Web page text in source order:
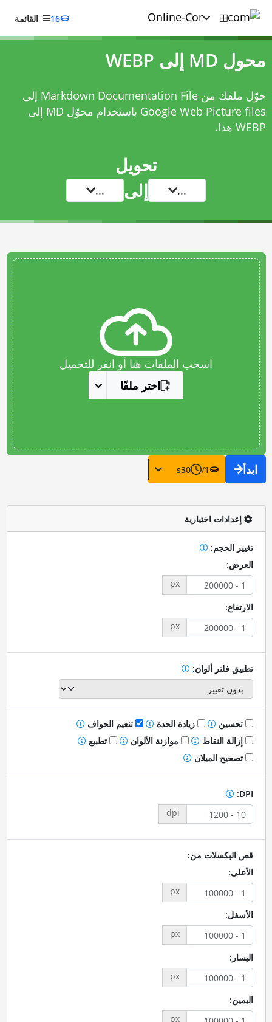
16 القائمة
محول MD إلى WEBP
حوّل ملفك من Markdown Documentation File إلى
Google Web Picture files باستخدام
محوّل MD إلى
WEBPهذا.
تحويل
... إلى ...
اسحب الملفات هنا أو انقر للتحميل
اختر ملفًا
ابدأ 1
/
30
s
إعدادات اختيارية
تغيير الحجم:
العرض:
px
الارتفاع:
px
تطبيق فلتر ألوان:
تحسين زيادة الحدة
تنعيم الحواف
إزالة النقاط
موازنة الألوان
تطبيع
تصحيح الميلان
DPI:
dpi
قص البكسلات من:
الأعلى:
px
الأسفل:
px
اليسار:
px
اليمين:
px